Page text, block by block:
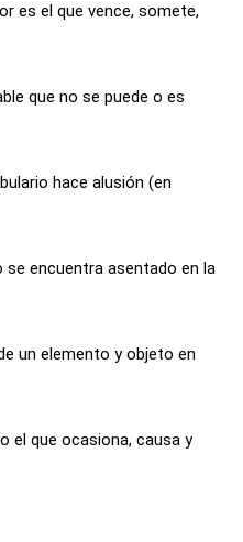
es el que vence, somete,
que no se puede o es
hace alusión (en
se encuentra asentado en la
un elemento y objeto en
el que ocasiona, causa y